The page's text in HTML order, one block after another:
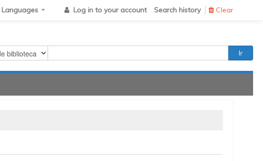
Languages Log in to your account Search history Clear
Ir